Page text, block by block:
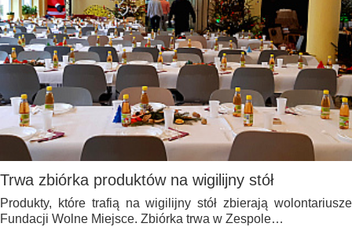
Trwa zbiórka produktów na wigilijny stół
Produkty, które trafią na wigilijny stół zbierają wolontariusze
Fundacji Wolne Miejsce. Zbiórka trwa w Zespole…